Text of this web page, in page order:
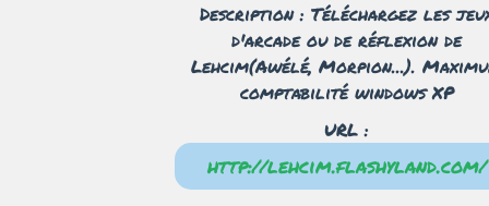
Description : Téléchargez les
d'arcade ou de réflexion de
Lehcim(Awélé, Morpion...).
comptabilité windows XP
URL :
http://lehcim.flashyland.com/